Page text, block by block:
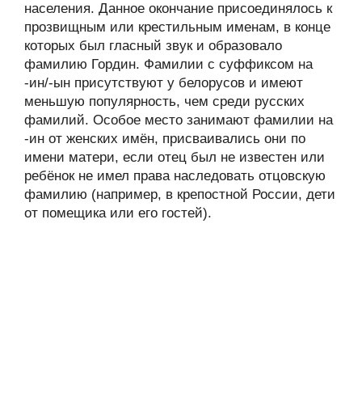
населения. Данное окончание присоединялось к
прозвищным или крестильным именам, в конце
которых был гласный звук и образовало
фамилию Гордин. Фамилии с суффиксом на
-ин/-ын присутствуют у белорусов и имеют
меньшую популярность, чем среди русских
фамилий. Особое место занимают фамилии на
-ин от женских имён, присваивались они по
имени матери, если отец был не известен или
ребёнок не имел права наследовать отцовскую
фамилию (например, в крепостной России, дети
от помещика или его гостей).